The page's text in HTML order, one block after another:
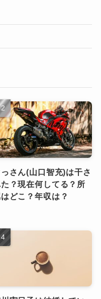
っさん(山口智充)は干さ
？現在何してる？所
はどこ？年収は？